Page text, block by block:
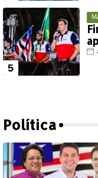
Política